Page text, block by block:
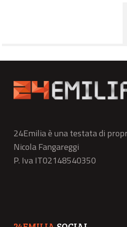
24Emilia è una testata di
Nicola Fangareggi
P. Iva IT02148540350